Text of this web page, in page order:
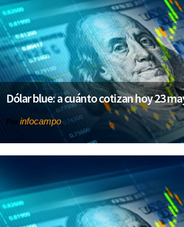
Dólar blue: a cuánto cotizan hoy 23
Por infocampo